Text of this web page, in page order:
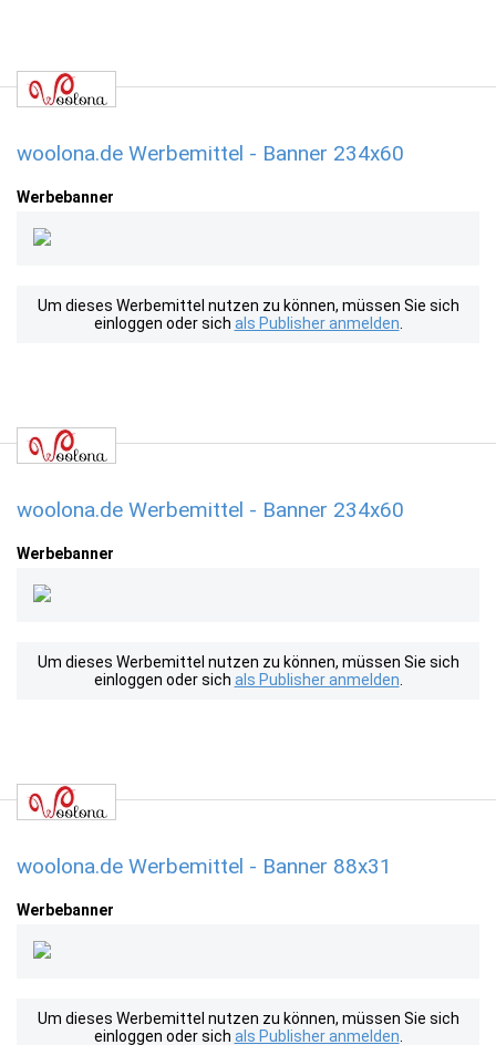
woolona.de Werbemittel - Banner 234x60
Werbebanner
Um dieses Werbemittel nutzen zu können, müssen Sie sich
einloggen oder sich als Publisher anmelden
woolona.de Werbemittel - Banner 234x60
Werbebanner
Um dieses Werbemittel nutzen zu können, müssen Sie sich
einloggen oder sich als Publisher anmelden
woolona.de Werbemittel - Banner 88x31
Werbebanner
Um dieses Werbemittel nutzen zu können, müssen Sie sich
einloggen oder sich als Publisher anmelden